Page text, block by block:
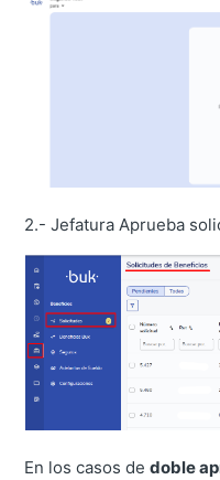
2.- Jefatura Aprueba
En los casos dedoble